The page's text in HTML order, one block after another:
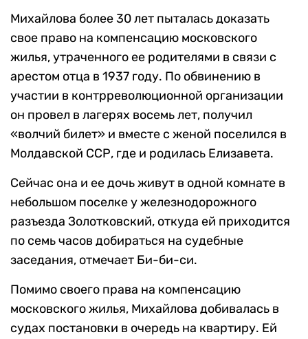
Михайлова более 30 лет пыталась доказать
свое право на компенсацию московского
жилья, утраченного ее родителями в связи с
арестом отца в 1937 году. По обвинению в
участии в контрреволюционной организации
он провел в лагерях восемь лет, получил
«волчий билет» и вместе с женой поселился в
Молдавской ССР, где и родилась Елизавета.
Сейчас она и ее дочь живут в одной комнате в
небольшом поселке у железнодорожного
разъезда Золотковский, откуда ей приходится
по семь часов добираться на судебные
заседания, отмечает Би-би-си.
Помимо своего права на компенсацию
московского жилья, Михайлова добивалась в
судах постановки в очередь на квартиру. Ей